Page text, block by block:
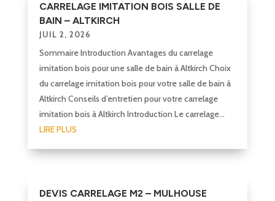
CARRELAGE IMITATION BOIS SALLE DE
BAIN – ALTKIRCH
JUIL 2, 2026
Sommaire Introduction Avantages du carrelage
imitation bois pour une salle de bain à Altkirch Choix
du carrelage imitation bois pour votre salle de bain à
Altkirch Conseils d’entretien pour votre carrelage
imitation bois à Altkirch Introduction Le carrelage...
LIRE PLUS
DEVIS CARRELAGE M2 – MULHOUSE